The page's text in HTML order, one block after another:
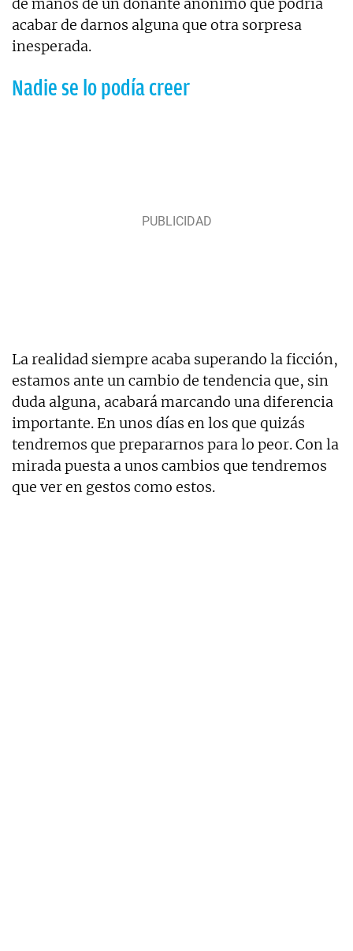
de manos de un donante anónimo que podría
acabar de darnos alguna que otra sorpresa
inesperada.
Nadie se lo podía creer
La realidad siempre acaba superando la ficción,
estamos ante un cambio de tendencia que, sin
duda alguna, acabará marcando una diferencia
importante. En unos días en los que quizás
tendremos que prepararnos para lo peor. Con la
mirada puesta a unos cambios que tendremos
que ver en gestos como estos.